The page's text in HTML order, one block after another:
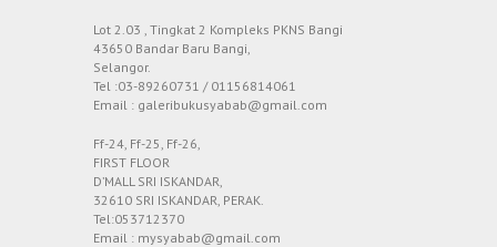
Lot 2.03 , Tingkat 2 Kompleks PKNS Bangi
43650 Bandar Baru Bangi,
Selangor.
Tel :03-89260731 / 01156814061
Email : galeribukusyabab@gmail.com
Ff-24, Ff-25, Ff-26,
FIRST FLOOR
D’MALL SRI ISKANDAR,
32610 SRI ISKANDAR, PERAK.
Tel:053712370
Email : mysyabab@gmail.com